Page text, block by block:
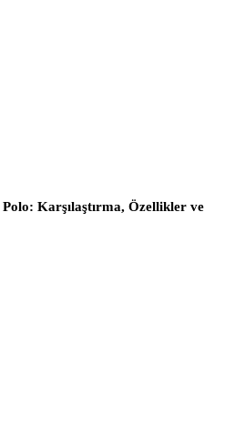
Karşılaştırma, Özellikler ve